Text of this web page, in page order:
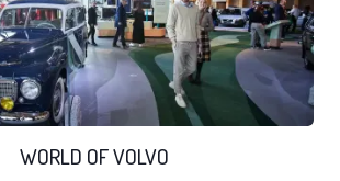
WORLD OF VOLVO